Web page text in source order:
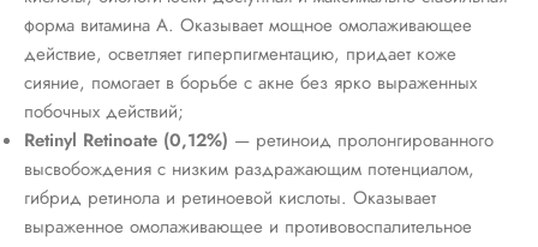
форма витамина А. Оказывает мощное омолаживающее
действие, осветляет гиперпигментацию, придает коже
сияние, помогает в борьбе с акне без ярко выраженных
побочных действий;
Retinyl Retinoate (0,12%) — ретиноид пролонгированного
высвобождения с низким раздражающим потенциалом,
гибрид ретинола и ретиноевой кислоты. Оказывает
выраженное омолаживающее и противовоспалительное